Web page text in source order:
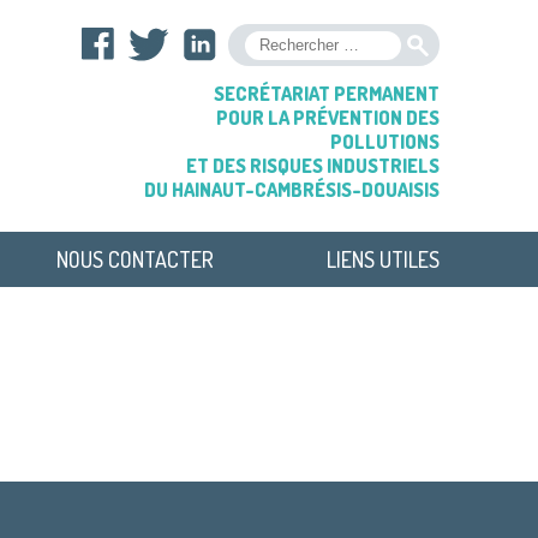
SECRÉTARIAT PERMANENT
POUR LA PRÉVENTION DES
POLLUTIONS
ET DES RISQUES INDUSTRIELS
DU HAINAUT-CAMBRÉSIS-DOUAISIS
NOUS CONTACTER LIENS UTILES